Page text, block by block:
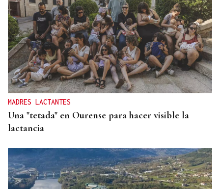
MADRES LACTANTES
Una "tetada" en Ourense para hacer visible la
lactancia